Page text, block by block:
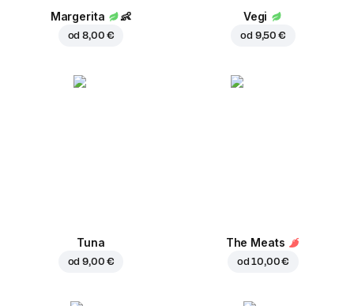
Margerita 👶
od8,00 €
Vegi
od 9,50 €
Tuna
od9,00 €
The Meats
od10,00 €